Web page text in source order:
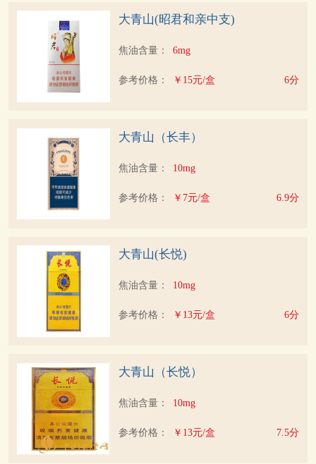
大青山(昭君和亲中支)
焦油含量： 6mg
参考价格： ￥15元/盒 6分
大青山（长丰）
焦油含量： 10mg
参考价格： ￥7元/盒 6.9分
大青山(长悦)
焦油含量： 10mg
参考价格： ￥13元/盒 6分
大青山（长悦）
焦油含量： 10mg
参考价格： ￥13元/盒 7.5分